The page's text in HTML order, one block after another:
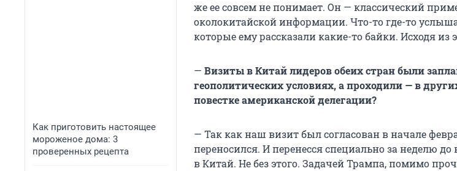
Как приготовить настоящее
мороженое дома: 3
проверенных рецепта
же ее совсем не понимает. Он — классический
околокитайской информации. Что-то где-то
которые ему рассказали какие-то байки. Исходя из
— Визиты в Китай лидеров обеих стран были
геополитических условиях, а проходили — в
повестке американской делегации?
— Так как наш визит был согласован в начале
переносился. И перенесся специально за неделю
в Китай. Не без этого. Задачей Трампа, помимо